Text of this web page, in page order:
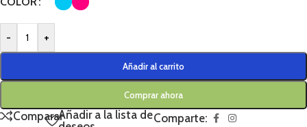
- +
Añadir al carrito
Comprar ahora
CompararAñadir a la lista deComparte: